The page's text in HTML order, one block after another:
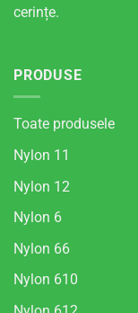
cerințe.
PRODUSE
Toate produsele
Nylon 11
Nylon 12
Nylon 6
Nylon 66
Nylon 610